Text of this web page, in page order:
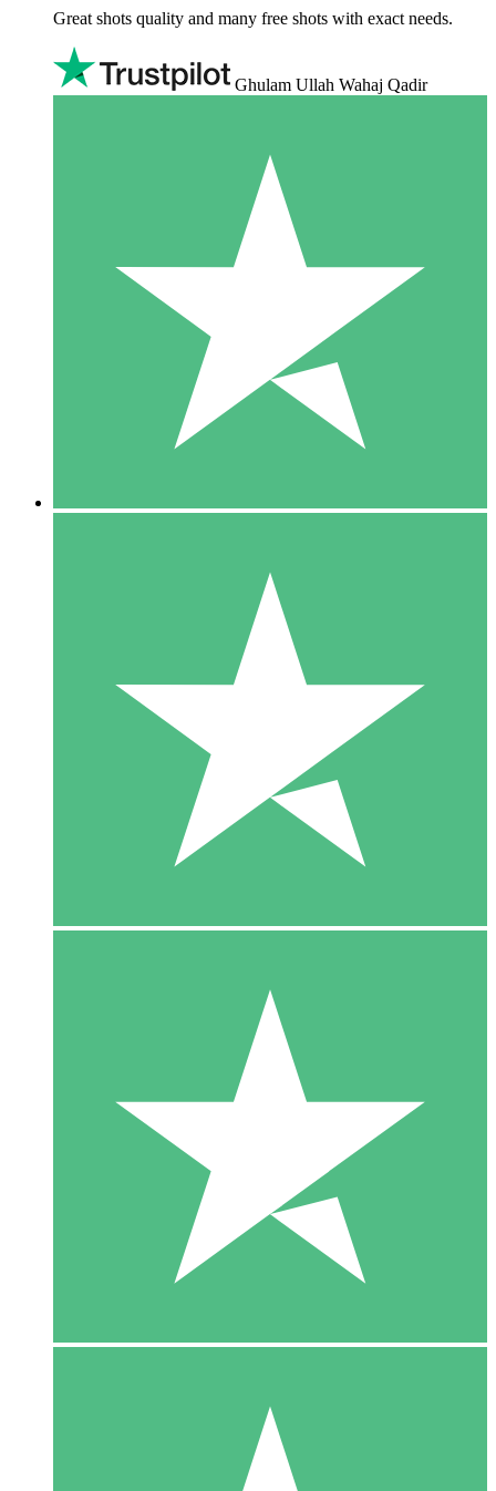
Great shots quality and many free shots with exact needs.
Ghulam Ullah Wahaj Qadir